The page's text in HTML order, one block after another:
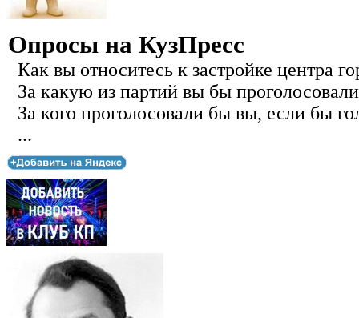
Опросы на КузПресс
Как вы относитесь к застройке центра
За какую из партий вы бы
За кого проголосовали бы вы, если бы
...